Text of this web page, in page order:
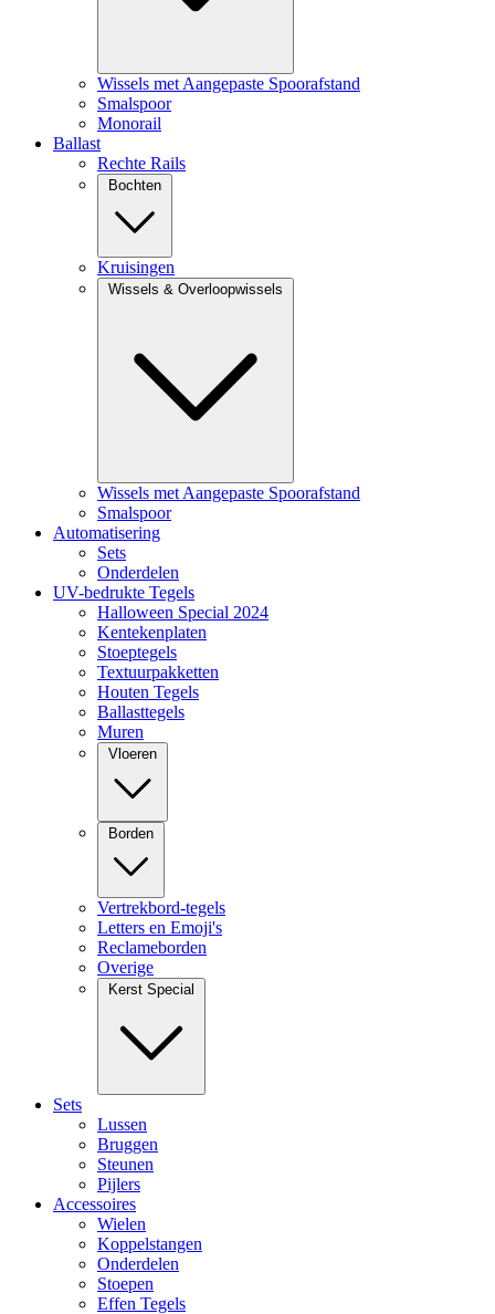
Wissels met Aangepaste Spoorafstand
Smalspoor
Monorail
Ballast
Rechte Rails
Bochten
Kruisingen
Wissels & Overloopwissels
Wissels met Aangepaste Spoorafstand
Smalspoor
Automatisering
Sets
Onderdelen
UV-bedrukte Tegels
Halloween Special 2024
Kentekenplaten
Stoeptegels
Textuurpakketten
Houten Tegels
Ballasttegels
Muren
Vloeren
Borden
Vertrekbord-tegels
Letters en Emoji's
Reclameborden
Overige
Kerst Special
Sets
Lussen
Bruggen
Steunen
Pijlers
Accessoires
Wielen
Koppelstangen
Onderdelen
Stoepen
Effen Tegels